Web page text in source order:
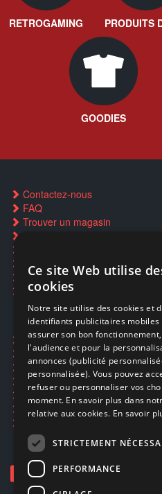
RETROGAMING PRODUITS
GOODIES
Contactez-nous
FAQ
Trouver un magasin
Restauration CD griffés
Réparations & SAV
Smartpoints
Ecogaming
Expédition & retours
Confidentialité
Conditions générales
EA Sport UFC 6
Call of Duty: Modern Warfare 4
Rachat et revente de jeux en
Ce site Web utilise
cookies
Notre site utilise des cookies et
identifiants publicitaires mobiles
assurer son bon
l'audience et pour la
annonces (publicité
personnalisée). Vous pouvez
refuser ou personnaliser vos
moment. En savoir plus dans
relative aux cookies. En savoir
STRICTEMENT
PERFORMANCE